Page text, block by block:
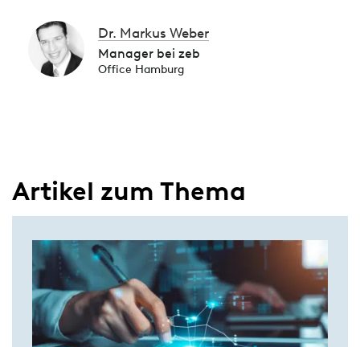
Dr. Markus Weber
Manager bei zeb
Office Hamburg
Artikel zum Thema